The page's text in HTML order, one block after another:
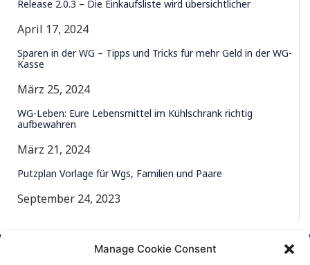
Manage Cookie Consent
Release 2.0.3 – Die Einkaufsliste wird übersichtlicher
April 17, 2024
Sparen in der WG – Tipps und Tricks für mehr Geld in der WG-
Kasse
März 25, 2024
WG-Leben: Eure Lebensmittel im Kühlschrank richtig
aufbewahren
März 21, 2024
Putzplan Vorlage für Wgs, Familien und Paare
September 24, 2023